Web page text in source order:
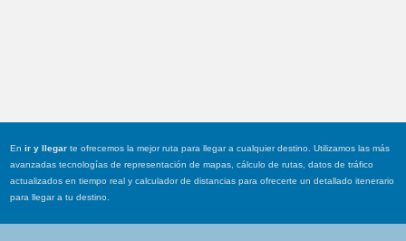
Enir y llegar te ofrecemos la mejor ruta para llegar a cualquier destino. Utilizamos las más
avanzadas tecnologías de representación de mapas, cálculo de rutas, datos de tráfico
actualizados en tiempo real y calculador de distancias para ofrecerte un detallado itenerario
para llegar a tu destino.